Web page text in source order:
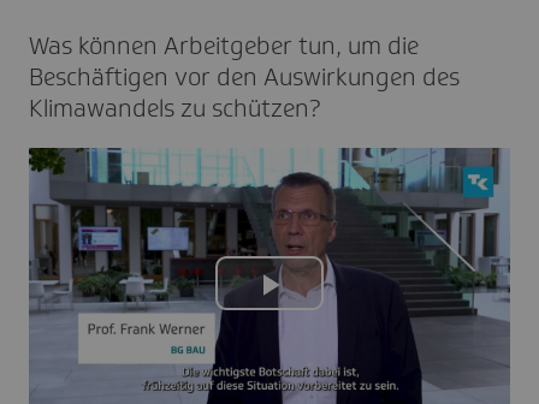
Was können Arbeit­geber tun, um die
Beschäf­tigen vor den Auswir­kungen des
Klima­wan­dels zu schüt­zen?
Play
Video